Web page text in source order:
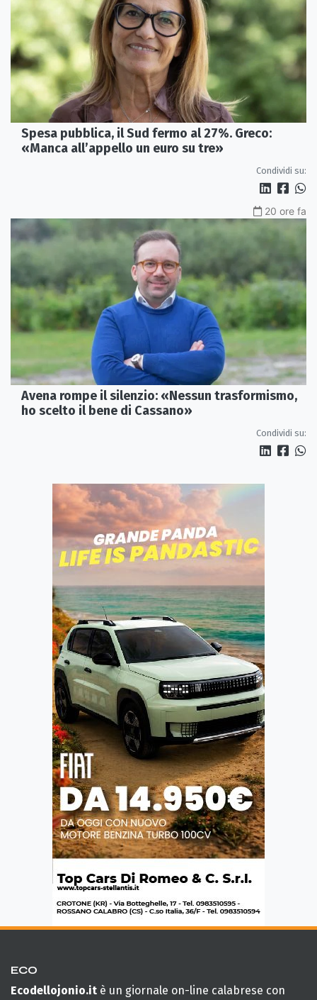
Spesa pubblica, il Sud fermo al 27%. Greco:
«Manca all’appello un euro su tre»
Condividi su:
20 ore fa
Avena rompe il silenzio: «Nessun trasformismo,
ho scelto il bene di Cassano»
Condividi su:
ECO
Ecodellojonio.it è un giornale on-line calabrese con